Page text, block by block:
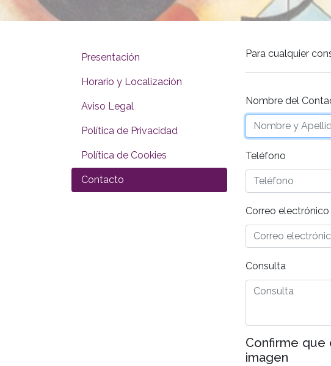
Presentación
Horario y Localización
Aviso Legal
Política de Privacidad
Política de Cookies
Contacto
Para cualquier
Nombre del
Teléfono
Correo electrónico
Consulta
Confirme que
imagen